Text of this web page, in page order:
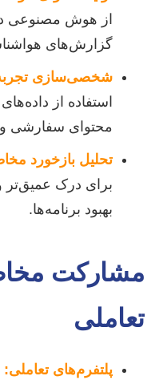
از هوش مصنوعی در
گزارش‌های
شخصی‌سازی
استفاده از
محتوای سفارشی و
تحلیل بازخورد
برای درک عمیق‌تر
بهبود برنامه‌ها.
مشارکت
تعاملی
پلتفرم‌های تعاملی: